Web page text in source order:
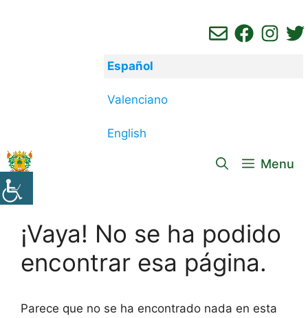
Español
Valenciano
English
Menu
¡Vaya! No se ha podido
encontrar esa página.
Parece que no se ha encontrado nada en esta